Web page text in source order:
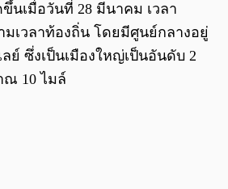
นเมื่อวันที่ 28 มีนาคม เวลา
มเวลาท้องถิ่น โดยมีศูนย์กลางอยู่
ย์ ซึ่งเป็นเมืองใหญ่เป็นอันดับ 2
ณ 10 ไมล์